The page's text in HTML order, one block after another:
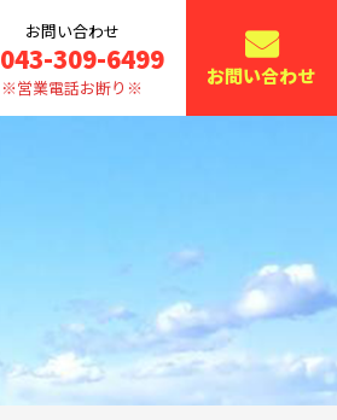
お問い合わせ
043-309-6499
※営業電話お断り※ お問い合わせ